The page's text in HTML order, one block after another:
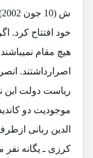
خود افتتاح کرد.
هیچ مقام
اصرارداشتند.
ریاست دولت این
موجودیت دو
الدین ربانی
کرزی ـ یگانه نفر